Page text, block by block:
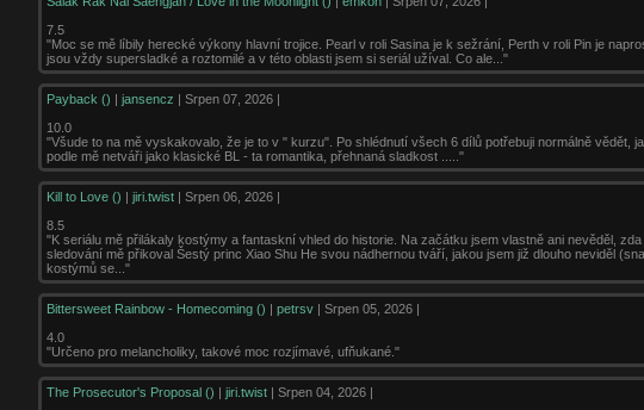
7.5
"Moc se mě líbily herecké výkony hlavní trojice. Pearl v roli Sasina je k sežrání, Perth v roli Pin je
jsou vždy supersladké a roztomilé a v této oblasti jsem si seriál užíval. Co ale..."
Payback () |jansencz | Srpen 07, 2026 |
10.0
"Všude to na mě vyskakovalo, že je to v " kurzu". Po shlédnutí všech 6 dílů potřebuji normálně
podle mě netváři jako klasické BL - ta romantika, přehnaná sladkost ....."
Kill to Love () |jiri.twist | Srpen 06, 2026 |
8.5
"K seriálu mě přilákaly kostýmy a fantaskní vhled do historie. Na začátku jsem vlastně ani nevěděl,
sledování mě přikoval Šestý princ Xiao Shu He svou nádhernou tváří, jakou jsem již dlouho neviděl
kostýmů se..."
Bittersweet Rainbow - Homecoming () |petrsv | Srpen 05, 2026 |
4.0
"Určeno pro melancholiky, takové moc rozjímavé, ufňukané."
The Prosecutor's Proposal () |jiri.twist | Srpen 04, 2026 |